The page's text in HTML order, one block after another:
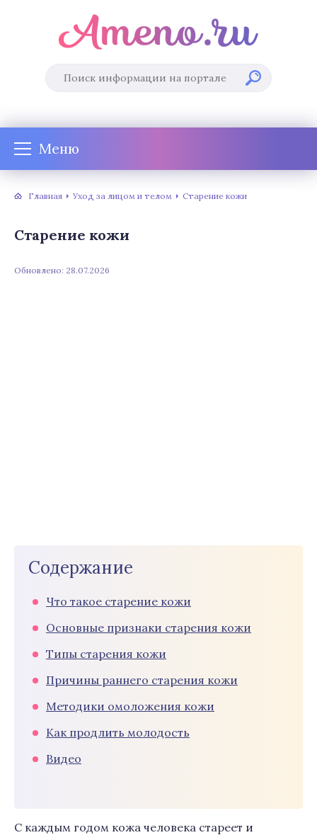
Меню
Главная Уход за лицом и телом Старение кожи
Старение кожи
Обновлено: 28.07.2026
Содержание
Что такое старение кожи
Основные признаки старения кожи
Типы старения кожи
Причины раннего старения кожи
Методики омоложения кожи
Как продлить молодость
Видео
С каждым годом кожа человека стареет и